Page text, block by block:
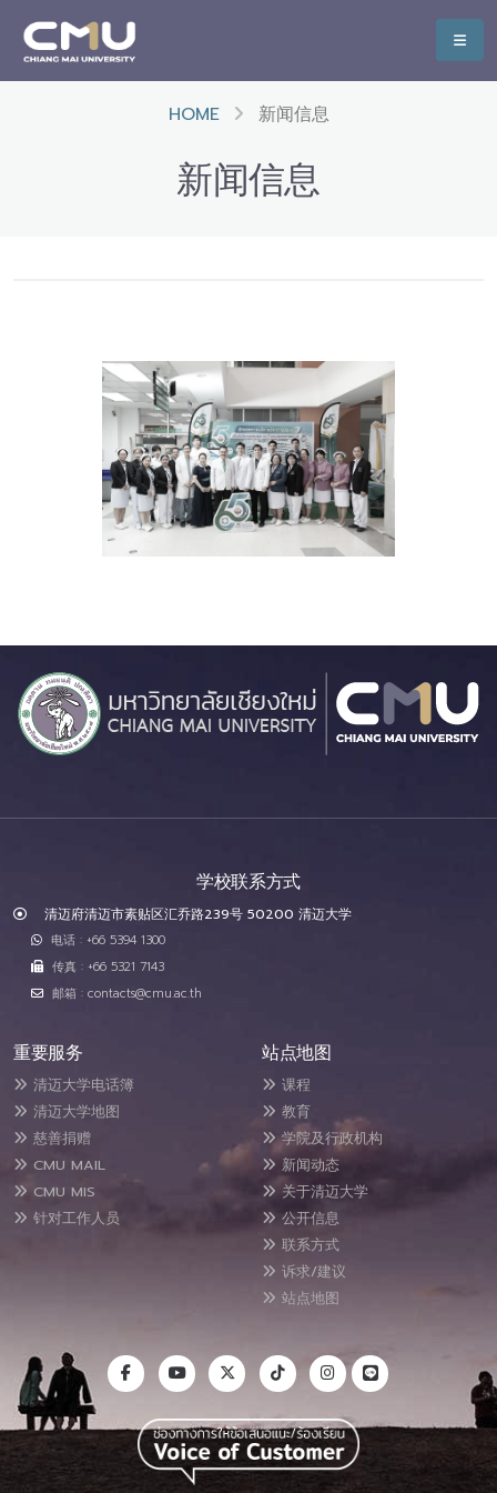
HOME 新闻信息
新闻信息
学校联系方式
清迈府清迈市素贴区汇乔路239号 50200 清迈大学
电话 : +66 5394 1300
传真 : +66 5321 7143
邮箱 : contacts@cmu.ac.th
重要服务
清迈大学电话簿
清迈大学地图
慈善捐赠
CMU MAIL
CMU MIS
针对工作人员
站点地图
课程
教育
学院及行政机构
新闻动态
关于清迈大学
公开信息
联系方式
诉求/建议
站点地图